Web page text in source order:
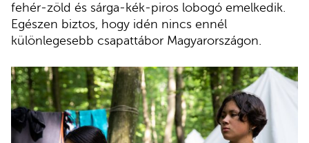
fehér-zöld és sárga-kék-piros lobogó emelkedik.
Egészen biztos, hogy idén nincs ennél
különlegesebb csapattábor Magyarországon.